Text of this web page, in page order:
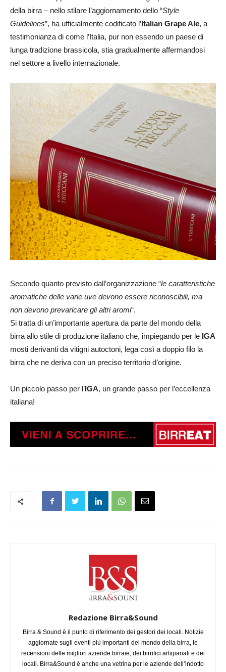
della birra – nello stilare l’aggiornamento dello “Style
Guidelines”, ha ufficialmente codificato l’Italian Grape Ale, a
testimonianza di come l’Italia, pur non essendo un paese di
lunga tradizione brassicola, stia gradualmente affermandosi
nel settore a livello internazionale.
Secondo quanto previsto dall’organizzazione “le caratteristiche
aromatiche delle varie uve devono essere riconoscibili, ma
non devono prevaricare gli altri aromi“.
Si tratta di un’importante apertura da parte del mondo della
birra allo stile di produzione italiano che, impiegando per le IGA
mosti derivanti da vitigni autoctoni, lega così a doppio filo la
birra che ne deriva con un preciso territorio d’origine.
Un piccolo passo per l’IGA, un grande passo per l’eccellenza
italiana!
Redazione Birra&Sound
Birra & Sound è il punto di riferimento dei gestori dei locali. Notizie
aggiornate sugli eventi più importanti del mondo della birra, le
recensioni delle migliori aziende birraie, dei birrifici artigianali e dei
locali. Birra&Sound è anche una vetrina per le aziende dell’indotto